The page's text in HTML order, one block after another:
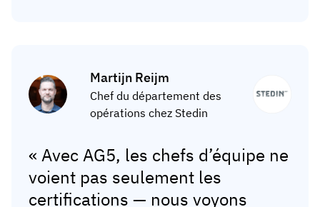
Martijn Reijm
Chef du département des
opérations chez Stedin
« Avec AG5, les chefs d’équipe ne
voient pas seulement les
certifications — nous voyons